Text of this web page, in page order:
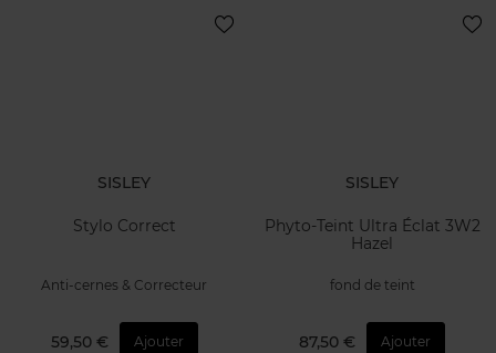
SISLEY
Stylo Correct
Anti-cernes & Correcteur
59,50 € Ajouter
SISLEY
Phyto-Teint Ultra Éclat 3W2
Hazel
fond de teint
87,50 € Ajouter